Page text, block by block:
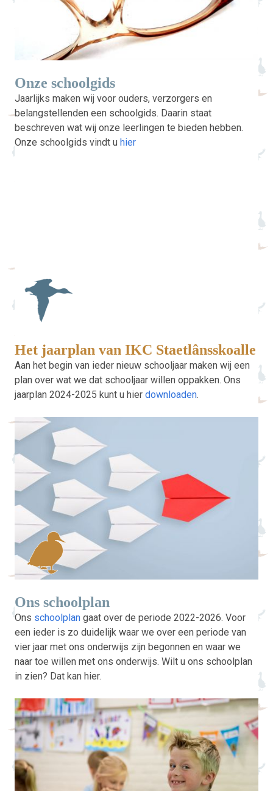
Onze schoolgids
Jaarlijks maken wij voor ouders, verzorgers en
belangstellenden een schoolgids. Daarin staat
beschreven wat wij onze leerlingen te bieden hebben.
Onze schoolgids vindt u hier
Het jaarplan van IKC Staetlânsskoalle
Aan het begin van ieder nieuw schooljaar maken wij een
plan over wat we dat schooljaar willen oppakken. Ons
jaarplan 2024-2025 kunt u hier downloaden.
Ons schoolplan
Ons schoolplan gaat over de periode 2022-2026. Voor
een ieder is zo duidelijk waar we over een periode van
vier jaar met ons onderwijs zijn begonnen en waar we
naar toe willen met ons onderwijs. Wilt u ons schoolplan
in zien? Dat kan hier.